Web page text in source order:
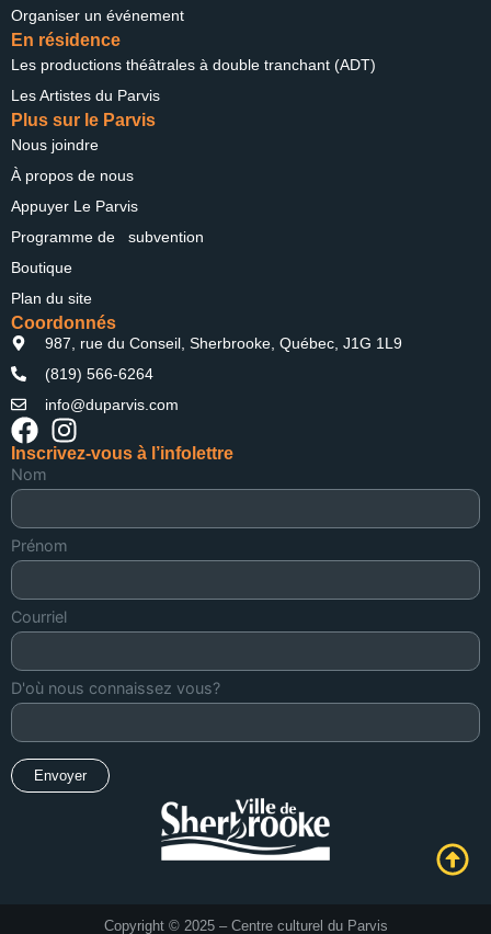
Coordonnés
987, rue du Conseil, Sherbrooke, Québec, J1G 1L9
(819) 566-6264
info@duparvis.com
Organiser un événement
En résidence
Les productions théâtrales à double tranchant (ADT)
Les Artistes du Parvis
Plus sur le Parvis
Nous joindre
À propos de nous
Appuyer Le Parvis
Programme de subvention
Boutique
Plan du site
Inscrivez-vous à l’infolettre
Nom
Prénom
Courriel
D'où nous connaissez vous?
Copyright © 2025 – Centre culturel du Parvis